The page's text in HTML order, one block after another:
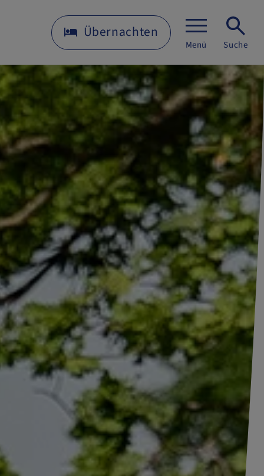
Übernachten
Menü Suche